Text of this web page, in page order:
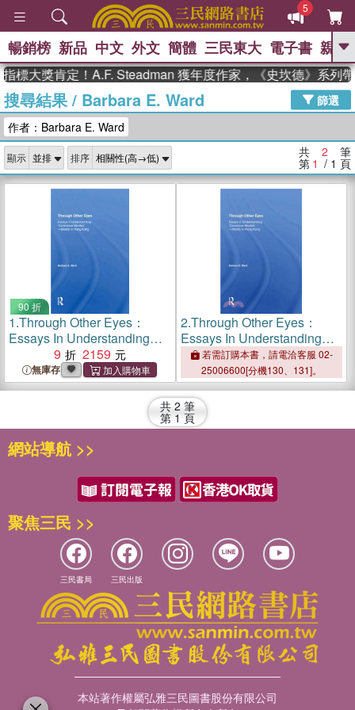
5
GO
熱搜： 東野圭吾 The Odyssey 、
父親節 、 如果歷史是一群喵 、 暑期
念華 、 台灣的李登輝時代 、 數學女
孩：黎曼猜想
偉大的迷走神經
暢銷榜 新品 中文 外文 簡體 三民東大 電子書 親子
標大獎肯定！A.F. Steadman 獲年度作家，《史坎德》系列
搜尋結果/ Barbara E. Ward
篩選
作者：Barbara E. Ward
顯示 排序 共 2 筆
第 1 / 1 頁
90 折
1.Through Other Eyes：
Essays In Understanding
""Conscious Models""
9 2159
無庫存
2.Through Other Eyes：
Essays In Understanding
""Conscious Models""
若需訂購本書，請電洽客服 02-
25006600[分機130、131]。
共 2 筆
第 1 頁
網站導航 >>
聚焦三民 >>
三民書局 三民出版
本站著作權屬弘雅三民圖書股份有限公司